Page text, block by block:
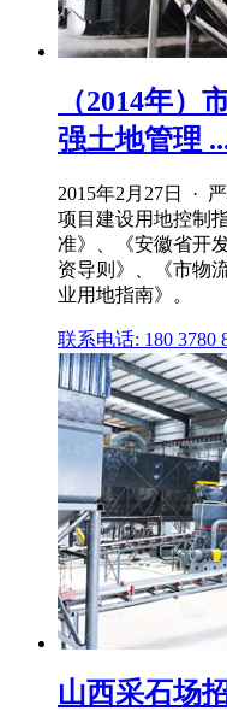
（2014年）
强土地管理
2015年2月27日 ·
项目建设用地控制
准》、《安徽省开
资导则》、《市物
业用地指南》。
联系电话: 180 3780
山西采石场